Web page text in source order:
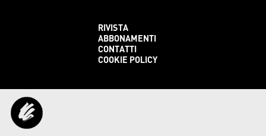
RIVISTA
ABBONAMENTI
CONTATTI
COOKIE POLICY